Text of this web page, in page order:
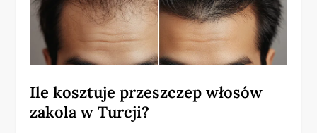
Ile kosztuje przeszczep włosów
zakola w Turcji?